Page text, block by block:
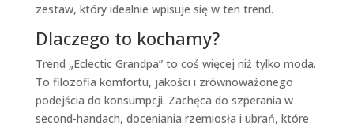
zestaw, który idealnie wpisuje się w ten trend.
Dlaczego to kochamy?
Trend „Eclectic Grandpa” to coś więcej niż tylko moda.
To filozofia komfortu, jakości i zrównoważonego
podejścia do konsumpcji. Zachęca do szperania w
second-handach, doceniania rzemiosła i ubrań, które